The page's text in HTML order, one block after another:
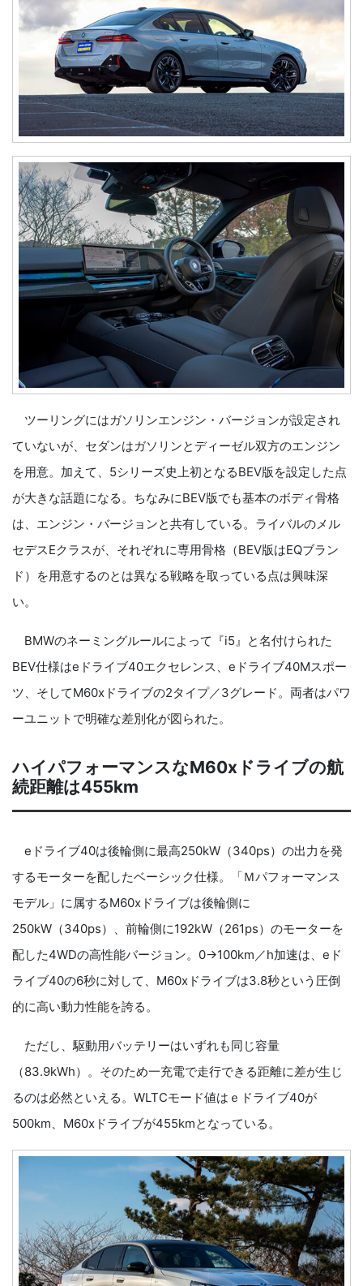
ツーリングにはガソリンエンジン・バージョンが設定され
ていないが、セダンはガソリンとディーゼル双方のエンジン
を用意。加えて、5シリーズ史上初となるBEV版を設定した点
が大きな話題になる。ちなみにBEV版でも基本のボディ骨格
は、エンジン・バージョンと共有している。ライバルのメル
セデスEクラスが、それぞれに専用骨格（BEV版はEQブラン
ド）を用意するのとは異なる戦略を取っている点は興味深
い。
BMWのネーミングルールによって『i5』と名付けられた
BEV仕様はeドライブ40エクセレンス、eドライブ40Mスポー
ツ、そしてM60xドライブの2タイプ／3グレード。両者はパワ
ーユニットで明確な差別化が図られた。
ハイパフォーマンスなM60xドライブの航
続距離は455km
eドライブ40は後輪側に最高250kW（340ps）の出力を発
するモーターを配したベーシック仕様。「Ｍパフォーマンス
モデル」に属するM60xドライブは後輪側に
250kW（340ps）、前輪側に192kW（261ps）のモーターを
配した4WDの高性能バージョン。0→100km／h加速は、eド
ライブ40の6秒に対して、M60xドライブは3.8秒という圧倒
的に高い動力性能を誇る。
ただし、駆動用バッテリーはいずれも同じ容量
（83.9kWh）。そのため一充電で走行できる距離に差が生じ
るのは必然といえる。WLTCモード値はｅドライブ40が
500km、M60xドライブが455kmとなっている。